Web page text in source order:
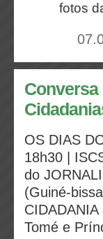
fotos
OS DIAS
18h30 |
do
(Guiné-
Tomé e